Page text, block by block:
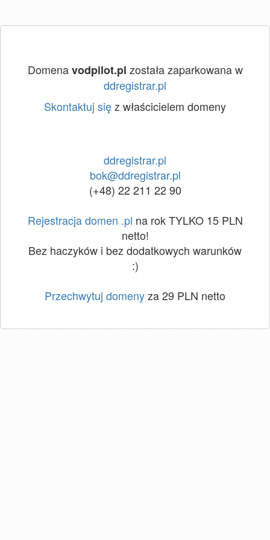
Domenavodpilot.pl została zaparkowana w
ddregistrar.pl
Skontaktuj sięz właścicielem domeny
ddregistrar.pl
bok@ddregistrar.pl
(+48) 22 211 22 90
Rejestracja domen .pl na rok TYLKO 15 PLN
netto!
Bez haczyków i bez dodatkowych warunków
:)
Przechwytuj domenyza 29 PLN netto